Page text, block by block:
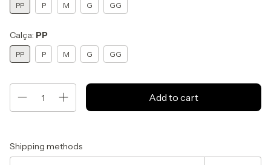
PP P M G GG
Calça: PP
PP P M G GG
Shipping for zipcode:
Shipping methods